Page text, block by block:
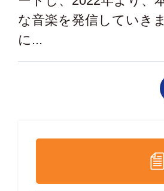
な音楽を発信していき
に...